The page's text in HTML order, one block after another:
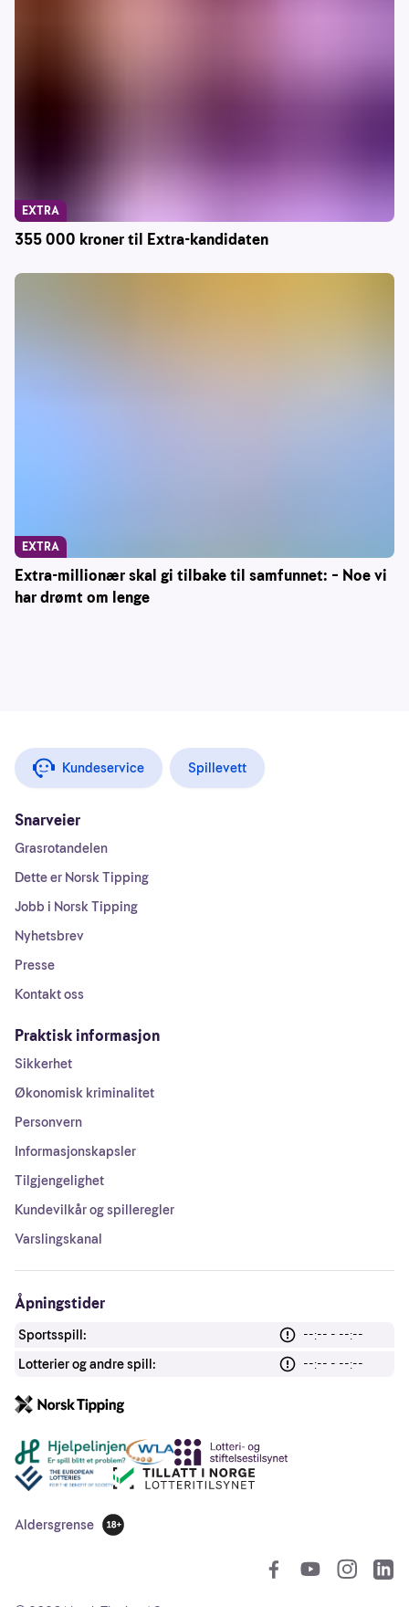
355 000 kroner til Extra-kandidaten
EXTRA
Extra-millionær skal gi tilbake til samfunnet: – Noe vi
har drømt om lenge
EXTRA
Kundeservice Spillevett
Snarveier
Grasrotandelen
Dette er Norsk Tipping
Jobb i Norsk Tipping
Nyhetsbrev
Presse
Kontakt oss
Praktisk informasjon
Sikkerhet
Økonomisk kriminalitet
Personvern
Informasjonskapsler
Tilgjengelighet
Kundevilkår og spilleregler
Varslingskanal
Åpningstider
Sportsspill:
--:-- - --:--
Lotterier og andre spill:
--:-- - --:--
Andre lenker
Aldersgrense
18 år